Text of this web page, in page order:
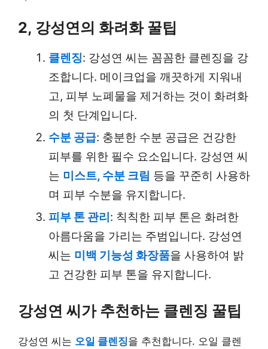
2, 강성연의 화려화 꿀팁
클렌징: 강성연 씨는 꼼꼼한 클렌징을 강
조합니다. 메이크업을 깨끗하게 지워내
고, 피부 노폐물을 제거하는 것이 화려화
의 첫 단계입니다.
수분 공급: 충분한 수분 공급은 건강한
피부를 위한 필수 요소입니다. 강성연 씨
는 미스트, 수분 크림 등을 꾸준히 사용하
며 피부 수분을 유지합니다.
피부 톤 관리 : 칙칙한 피부 톤은 화려한
아름다움을 가리는 주범입니다. 강성연
씨는 미백 기능성 화장품을 사용하여 밝
고 건강한 피부 톤을 유지합니다.
강성연 씨가 추천하는 클렌징 꿀팁
강성연 씨는 오일 클렌징을 추천합니다. 오일 클렌